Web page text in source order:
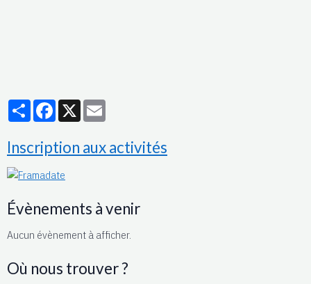
PartagerFacebook
X
Inscription aux activités
Évènements à venir
Aucun évènement à afficher.
Où nous trouver ?